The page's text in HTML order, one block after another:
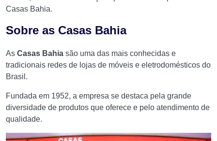
Casas Bahia.
Sobre as Casas Bahia
As Casas Bahia são uma das mais conhecidas e
tradicionais redes de lojas de móveis e eletrodomésticos do
Brasil.
Fundada em 1952, a empresa se destaca pela grande
diversidade de produtos que oferece e pelo atendimento de
qualidade.